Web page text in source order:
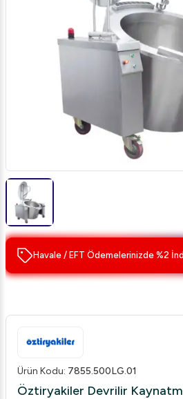
Havale / EFT Ödemelerinizde %2
Ürün Kodu: 7855.500LG.01
Öztiryakiler Devrilir